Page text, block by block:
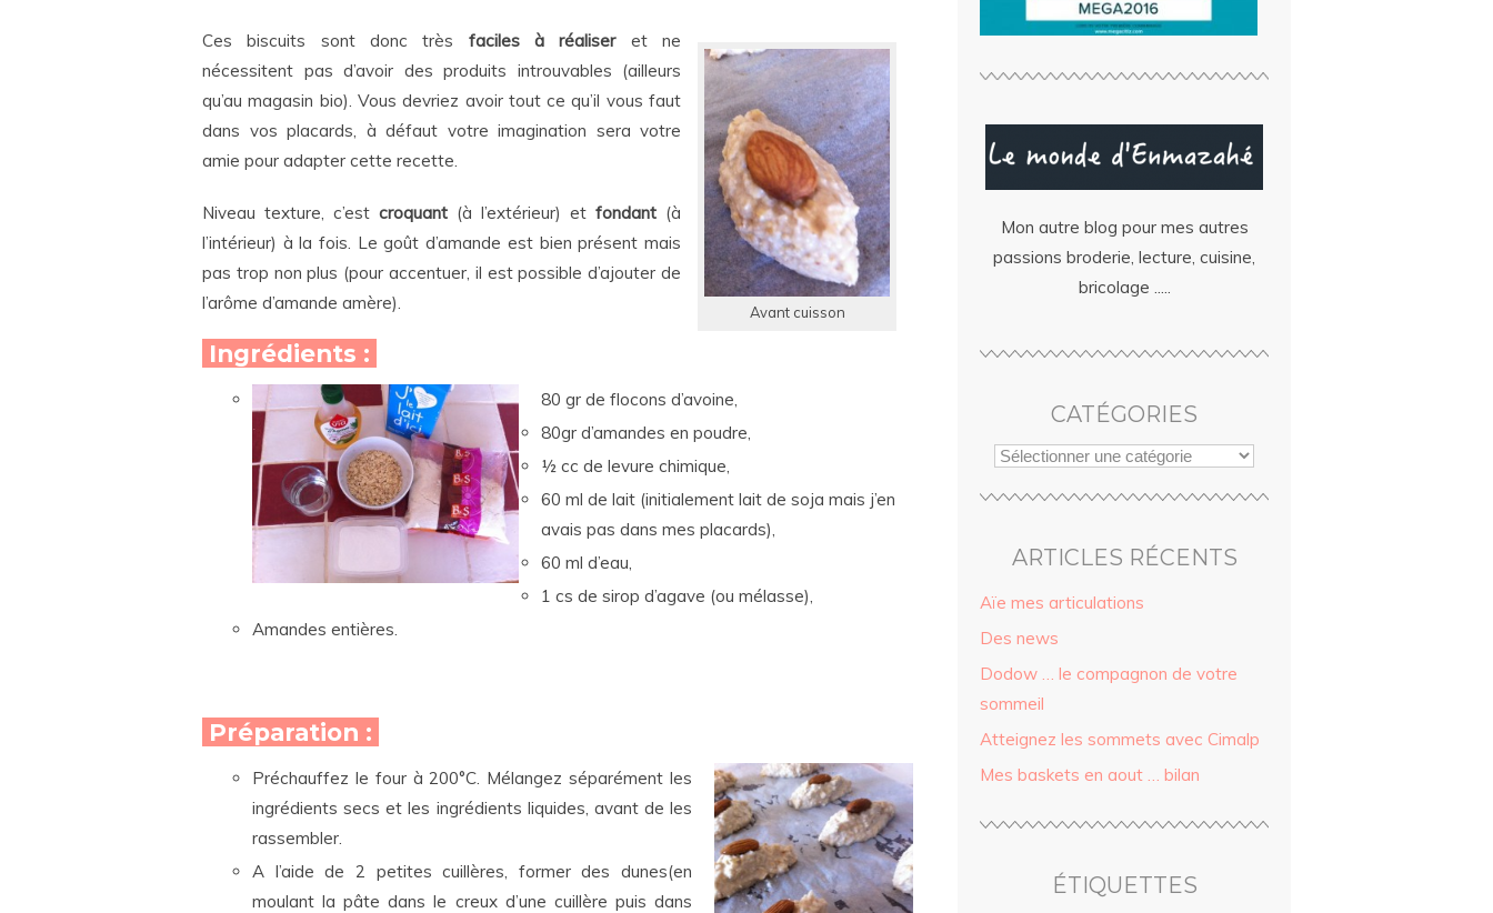
Avant cuisson
Ces biscuits sont donc très faciles à réaliseret ne
nécessitent pas d’avoir des produits introuvables (ailleurs
qu’au magasin bio). Vous devriez avoir tout ce qu’il vous faut
dans vos placards, à défaut votre imagination sera votre
amie pour adapter cette recette.
Niveau texture, c’est croquant (à l’extérieur) et fondant (à
l’intérieur) à la fois. Le goût d’amande est bien présent mais
pas trop non plus (pour accentuer, il est possible d’ajouter de
l’arôme d’amande amère).
Ingrédients :
80 gr de flocons d’avoine,
80gr d’amandes en poudre,
½ cc de levure chimique,
60 ml de lait (initialement lait de soja mais j’en
avais pas dans mes placards),
60 ml d’eau,
1 cs de sirop d’agave (ou mélasse),
Amandes entières.
Préparation :
Préchauffez le four à 200°C. Mélangez séparément les
ingrédients secs et les ingrédients liquides, avant de les
rassembler.
A l’aide de 2 petites cuillères, former des dunes(en
moulant la pâte dans le creux d’une cuillère puis dans
Mon autre blog pour mes autres
passions broderie, lecture, cuisine,
bricolage .....
CATÉGORIES
ARTICLES RÉCENTS
Aïe mes articulations
Des news
Dodow … le compagnon de votre
sommeil
Atteignez les sommets avec Cimalp
Mes baskets en aout … bilan
ÉTIQUETTES